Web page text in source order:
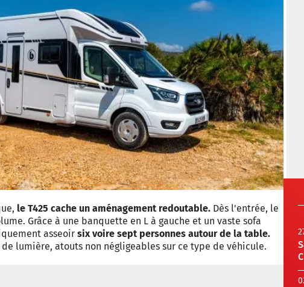
le T425 cache un aménagement redoutable. Dès l'entrée, le
Grâce à une banquette en L à gauche et un vaste sofa
asseoir six voire sept personnes autour de la table.
lumière, atouts non négligeables sur ce type de véhicule.